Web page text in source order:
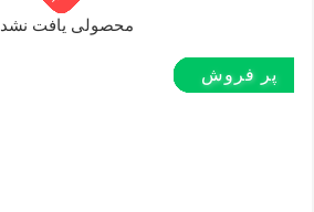
محصولی یافت نشد
پر فروش‌
پر بازدید
پر فروش‌
پر فروش‌
پر فروش‌
پر بازدید
پر فروش‌
پر فروش‌
پر فروش‌